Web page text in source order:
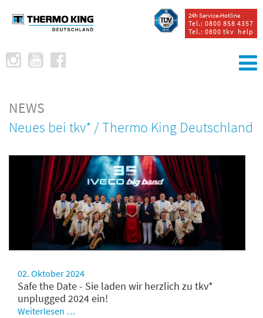
24h Service-Hotline
Tel.: 0800 858 4357
Tel.: 0800 tkv help
NEWS
Neues bei tkv* / Thermo King Deutschland
02. Oktober 2024
Safe the Date - Sie laden wir herzlich zu tkv*
unplugged 2024 ein!
Weiterlesen …